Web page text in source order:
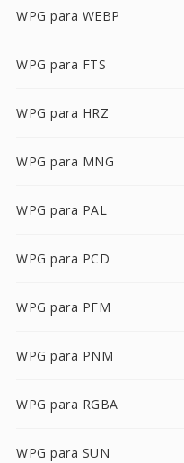
WPG para WEBP
WPG para FTS
WPG para HRZ
WPG para MNG
WPG para PAL
WPG para PCD
WPG para PFM
WPG para PNM
WPG para RGBA
WPG para SUN